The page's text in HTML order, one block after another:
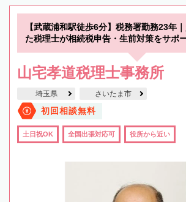
【武蔵浦和駅徒歩6分】税務署勤務23年
た税理士が相続税申告・生前対策をサポ
山宅孝道税理士事務所
埼玉県 さいたま市
初回相談無料
土日祝OK 全国出張対応可 役所から近い